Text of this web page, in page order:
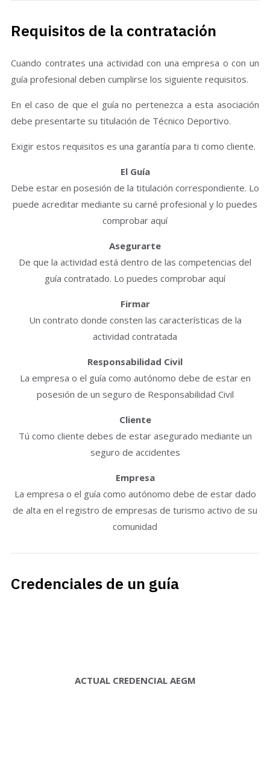
Requisitos de la contratación
Cuando contrates una actividad con una empresa o con un
guía profesional deben cumplirse los siguiente requisitos.
En el caso de que el guía no pertenezca a esta asociación
debe presentarte su titulación de Técnico Deportivo.
Exigir estos requisitos es una garantía para ti como cliente.
El Guía
Debe estar en posesión de la titulación correspondiente. Lo
puede acreditar mediante su carné profesional y lo puedes
comprobar aquí
Asegurarte
De que la actividad está dentro de las competencias del
guía contratado. Lo puedes comprobar aquí
Firmar
Un contrato donde consten las características de la
actividad contratada
Responsabilidad Civil
La empresa o el guía como autónomo debe de estar en
posesión de un seguro de Responsabilidad Civil
Cliente
Tú como cliente debes de estar asegurado mediante un
seguro de accidentes
Empresa
La empresa o el guía como autónomo debe de estar dado
de alta en el registro de empresas de turismo activo de su
comunidad
Credenciales de un guía
ACTUAL CREDENCIAL AEGM